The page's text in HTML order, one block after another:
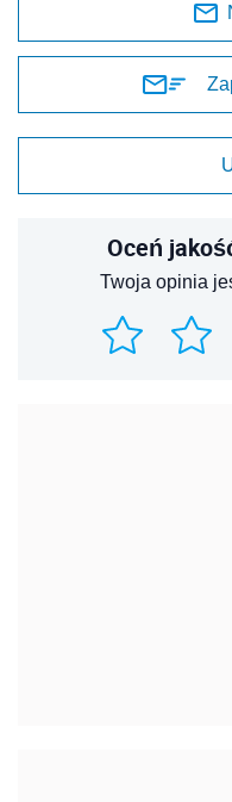
Oceń
Twoja opinia